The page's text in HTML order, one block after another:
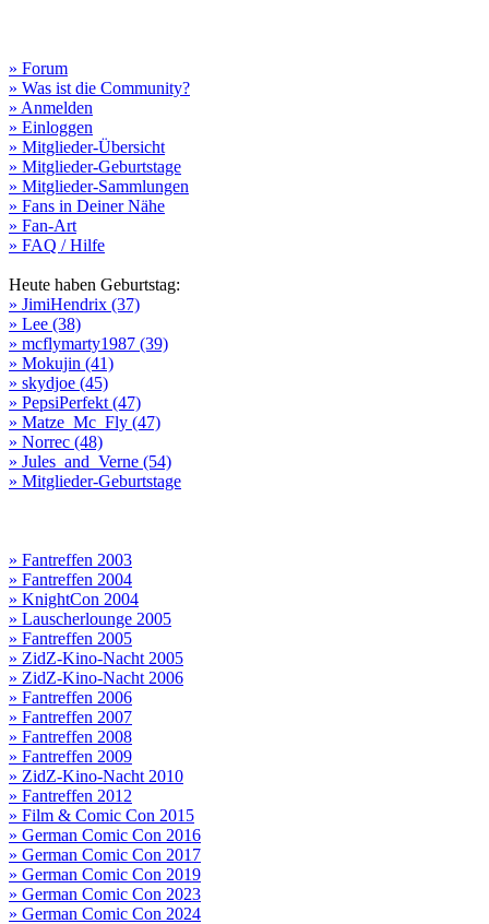
» Forum
» Was ist die Community?
» Anmelden
» Einloggen
» Mitglieder-Übersicht
» Mitglieder-Geburtstage
» Mitglieder-Sammlungen
» Fans in Deiner Nähe
» Fan-Art
» FAQ / Hilfe
Heute haben Geburtstag:
» JimiHendrix (37)
» Lee (38)
» mcflymarty1987 (39)
» Mokujin (41)
» skydjoe (45)
» PepsiPerfekt (47)
» Matze_Mc_Fly (47)
» Norrec (48)
» Jules_and_Verne (54)
» Mitglieder-Geburtstage
» Fantreffen 2003
» Fantreffen 2004
» KnightCon 2004
» Lauscherlounge 2005
» Fantreffen 2005
» ZidZ-Kino-Nacht 2005
» ZidZ-Kino-Nacht 2006
» Fantreffen 2006
» Fantreffen 2007
» Fantreffen 2008
» Fantreffen 2009
» ZidZ-Kino-Nacht 2010
» Fantreffen 2012
» Film & Comic Con 2015
» German Comic Con 2016
» German Comic Con 2017
» German Comic Con 2019
» German Comic Con 2023
» German Comic Con 2024